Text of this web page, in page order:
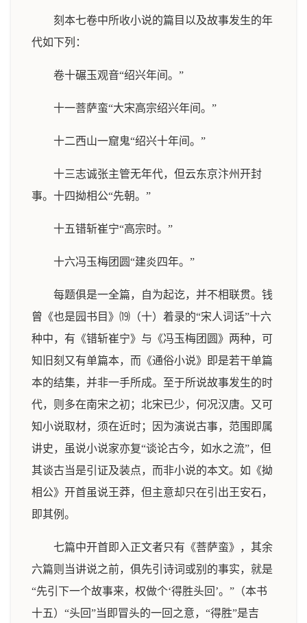
刻本七卷中所收小说的篇目以及故事发生的年
代如下列：
卷十碾玉观音“绍兴年间。”
十一菩萨蛮“大宋高宗绍兴年间。”
十二西山一窟鬼“绍兴十年间。”
十三志诚张主管无年代，但云东京汴州开封
事。十四拗相公“先朝。”
十五错斩崔宁“高宗时。”
十六冯玉梅团圆“建炎四年。”
每题俱是一全篇，自为起讫，并不相联贯。钱
曾《也是园书目》⒆（十）着录的“宋人词话”十六
种中，有《错斩崔宁》与《冯玉梅团圆》两种，可
知旧刻又有单篇本，而《通俗小说》即是若干单篇
本的结集，并非一手所成。至于所说故事发生的时
代，则多在南宋之初；北宋已少，何况汉唐。又可
知小说取材，须在近时；因为演说古事，范围即属
讲史，虽说小说家亦复“谈论古今，如水之流”，但
其谈古当是引证及装点，而非小说的本文。如《拗
相公》开首虽说王莽，但主意却只在引出王安石，
即其例。
七篇中开首即入正文者只有《菩萨蛮》，其余
六篇则当讲说之前，俱先引诗词或别的事实，就是
“先引下一个故事来，权做个‘得胜头回’。”（本书
十五）“头回”当即冒头的一回之意，“得胜”是吉